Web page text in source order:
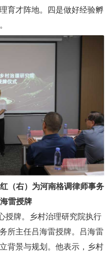
育才阵地。四是做好经验孵
（右）为河南格调律师事务
雷授牌
牌。乡村治理研究院执行
所主任吕海雷授牌。吕海雷
背景与规划。他表示，乡村